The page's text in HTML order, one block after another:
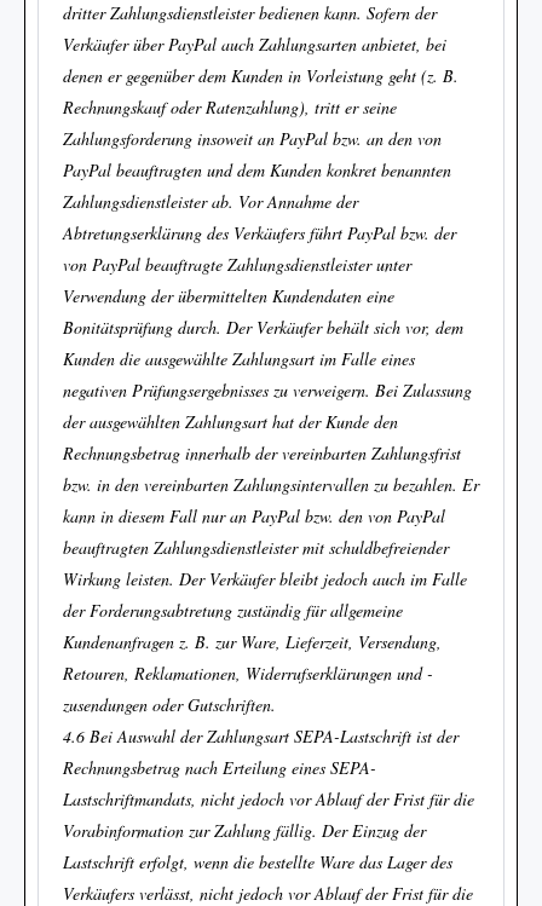
dritter Zahlungsdienstleister bedienen kann. Sofern der
Verkäufer über PayPal auch Zahlungsarten anbietet, bei
denen er gegenüber dem Kunden in Vorleistung geht (z. B.
Rechnungskauf oder Ratenzahlung), tritt er seine
Zahlungsforderung insoweit an PayPal bzw. an den von
PayPal beauftragten und dem Kunden konkret benannten
Zahlungsdienstleister ab. Vor Annahme der
Abtretungserklärung des Verkäufers führt PayPal bzw. der
von PayPal beauftragte Zahlungsdienstleister unter
Verwendung der übermittelten Kundendaten eine
Bonitätsprüfung durch. Der Verkäufer behält sich vor, dem
Kunden die ausgewählte Zahlungsart im Falle eines
negativen Prüfungsergebnisses zu verweigern. Bei Zulassung
der ausgewählten Zahlungsart hat der Kunde den
Rechnungsbetrag innerhalb der vereinbarten Zahlungsfrist
bzw. in den vereinbarten Zahlungsintervallen zu bezahlen. Er
kann in diesem Fall nur an PayPal bzw. den von PayPal
beauftragten Zahlungsdienstleister mit schuldbefreiender
Wirkung leisten. Der Verkäufer bleibt jedoch auch im Falle
der Forderungsabtretung zuständig für allgemeine
Kundenanfragen z. B. zur Ware, Lieferzeit, Versendung,
Retouren, Reklamationen, Widerrufserklärungen und -
zusendungen oder Gutschriften.
4.6 Bei Auswahl der Zahlungsart SEPA-Lastschrift ist der
Rechnungsbetrag nach Erteilung eines SEPA-
Lastschriftmandats, nicht jedoch vor Ablauf der Frist für die
Vorabinformation zur Zahlung fällig. Der Einzug der
Lastschrift erfolgt, wenn die bestellte Ware das Lager des
Verkäufers verlässt, nicht jedoch vor Ablauf der Frist für die